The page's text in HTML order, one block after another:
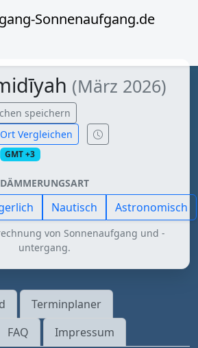
Sonnenaufgang.de
(März 2026)
speichern
Vergleichen
GMT +3
DÄMMERUNGSART
Nautisch Astronomisch
von Sonnenaufgang und -
untergang.
Terminplaner
FAQ Impressum